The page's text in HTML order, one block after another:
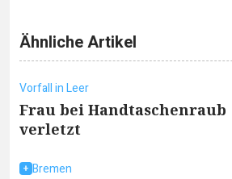
Ähnliche Artikel
Vorfall in Leer
Frau bei Handtaschenraub
verletzt
Bremen